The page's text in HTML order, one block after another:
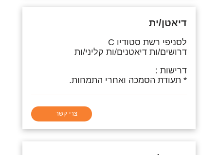
דיאטן/ית
לסניפי רשת סטודיו C
דרושים/ות דיאטנים/ות קליני/ות
דרישות:
* תעודת הסמכה ואחרי התמחות.
צרי קשר